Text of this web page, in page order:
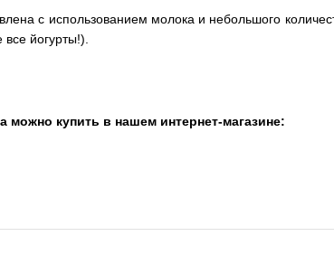
​​с использованием молока и небольшого
йогурты!).
можно купить в нашем интернет-магазине: